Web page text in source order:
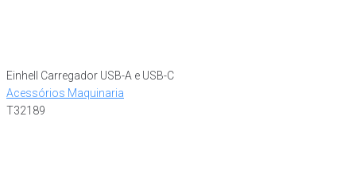
Einhell Carregador USB-A e USB-C
Acessórios Maquinaria
T32189